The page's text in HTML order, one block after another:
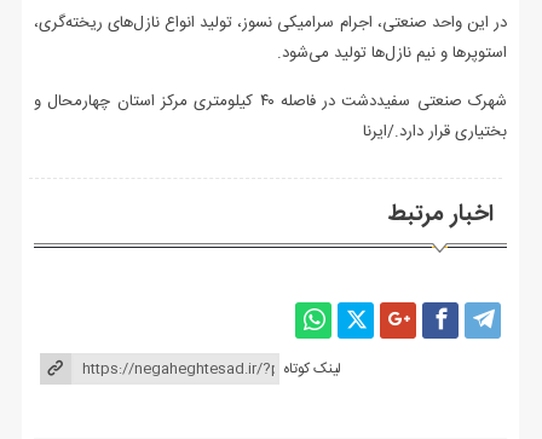
در این واحد صنعتی، اجرام سرامیکی نسوز، تولید انواع نازل‌های ریخته‌گری،
استوپرها و نیم نازل‌ها تولید می‌شود.
شهرک صنعتی سفیددشت در فاصله ۴۰ کیلومتری مرکز استان چهارمحال و
بختیاری قرار دارد./ایرنا
اخبار مرتبط
لینک کوتاه